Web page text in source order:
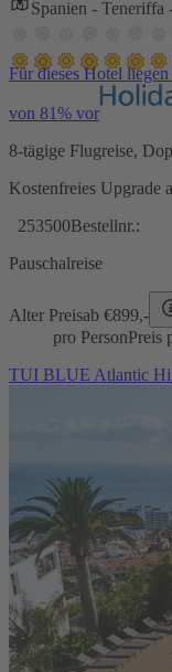
Spanien - Teneriffa
Für dieses Hotel
von 81% vor
8-tägige Flugreise,
Kostenfreies Upgrade
253500Bestellnr.:
Pauschalreise
Alter Preisab €899,-
pro PersonPreis
TUI BLUE Atlantic